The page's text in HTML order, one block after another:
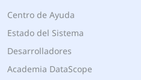
Centro de Ayuda
Estado del Sistema
Desarrolladores
Academia DataScope